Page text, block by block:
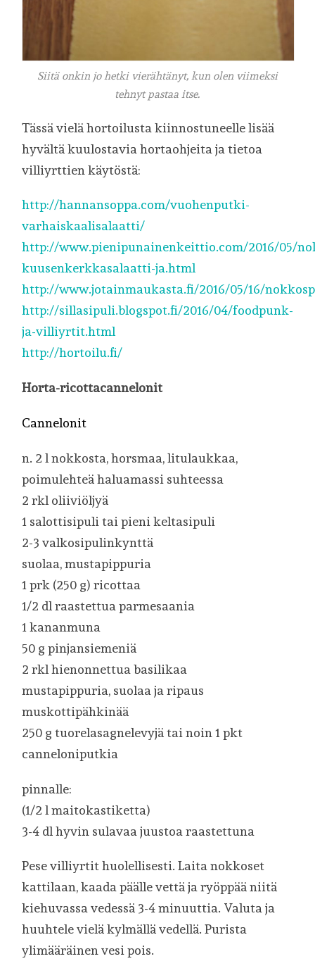
Siitä onkin jo hetki vierähtänyt, kun olen viimeksi
tehnyt pastaa itse.
Tässä vielä hortoilusta kiinnostuneelle lisää
hyvältä kuulostavia hortaohjeita ja tietoa
villiyrttien käytöstä:
http://hannansoppa.com/vuohenputki-
varhaiskaalisalaatti/
http://www.pienipunainenkeittio.com/2016/05/
kuusenkerkkasalaatti-ja.html
http://www.jotainmaukasta.fi/2016/05/16/
http://sillasipuli.blogspot.fi/2016/04/foodpunk-
ja-villiyrtit.html
http://hortoilu.fi/
Horta-ricottacannelonit
Cannelonit
n. 2 l nokkosta, horsmaa, litulaukkaa,
poimulehteä haluamassi suhteessa
2 rkl oliiviöljyä
1 salottisipuli tai pieni keltasipuli
2-3 valkosipulinkynttä
suolaa, mustapippuria
1 prk (250 g) ricottaa
1/2 dl raastettua parmesaania
1 kananmuna
50 g pinjansiemeniä
2 rkl hienonnettua basilikaa
mustapippuria, suolaa ja ripaus
muskottipähkinää
250 g tuorelasagnelevyjä tai noin 1 pkt
canneloniputkia
pinnalle:
(1/2 l maitokastiketta)
3-4 dl hyvin sulavaa juustoa raastettuna
Pese villiyrtit huolellisesti. Laita nokkoset
kattilaan, kaada päälle vettä ja ryöppää niitä
kiehuvassa vedessä 3-4 minuuttia. Valuta ja
huuhtele vielä kylmällä vedellä. Purista
ylimääräinen vesi pois.